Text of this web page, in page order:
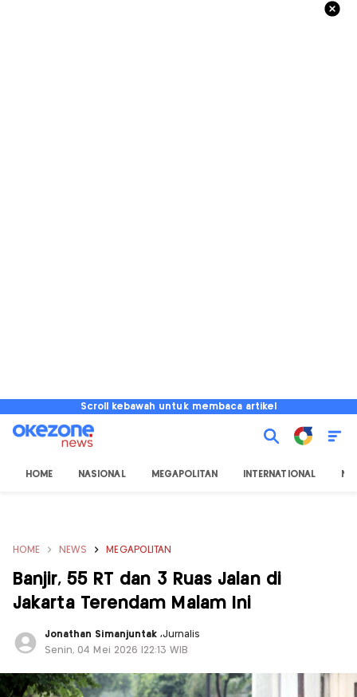
Scroll kebawah untuk membaca artikel
HOME NASIONAL MEGAPOLITAN INTERNATIONAL
HOME NEWS MEGAPOLITAN
Banjir, 55 RT dan 3 Ruas Jalan di
Jakarta Terendam Malam Ini
Jonathan Simanjuntak,Jurnalis
Senin, 04 Mei 2026 |22:13 WIB